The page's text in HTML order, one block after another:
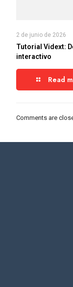
2 de junio de 2026
Tutorial Vidext:
interactivo
Read
Comments are